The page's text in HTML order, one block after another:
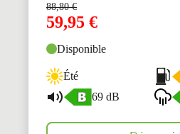
88,80€
59,95 €
Disponible
Été
69 dB